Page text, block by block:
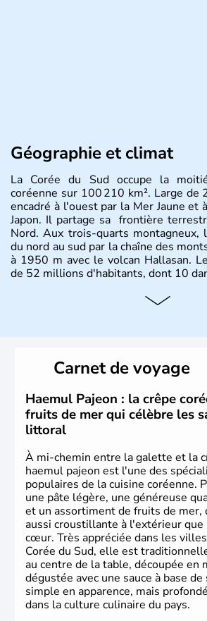
Géographie et climat
La Corée du Sud occupe la
coréenne sur 100 210 km². Large de
encadré à l'ouest par la Mer Jaune et
Japon. Il partage sa frontière
Nord. Aux trois-quarts montagneux,
du nord au sud par la chaîne des
à 1950 m avec le volcan Hallasan.
de 52 millions d'habitants, dont 10
Histoire et administration
christianisme et le bouddhisme
principales religions. Ce pays
Corée du Nord. Les Jeux Olympiques
1988, de même que la Coupe du
2002, en collaboration avec le Japon.
Carnet de voyage
Haemul Pajeon : la crêpe
fruits de mer qui célèbre les
littoral
À mi-chemin entre la galette et la
haemul pajeon est l'une des
populaires de la cuisine coréenne.
une pâte légère, une généreuse
et un assortiment de fruits de
aussi croustillante à l'extérieur
cœur. Très appréciée dans les
Corée du Sud, elle est
au centre de la table, découpée en
dégustée avec une sauce à base
simple en apparence, mais
dans la culture culinaire du pays.